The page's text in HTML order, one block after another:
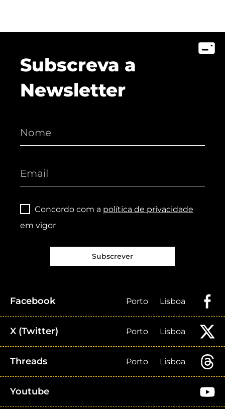
Subscreva a
Newsletter
Concordo com a política de privacidade
em vigor
Subscrever
Facebook Porto Lisboa
X (Twitter) Porto Lisboa
Threads Porto Lisboa
Youtube